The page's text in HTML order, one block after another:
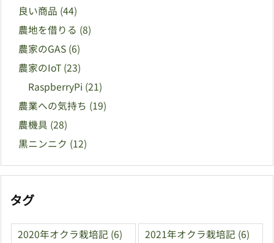
良い商品 (44)
農地を借りる (8)
農家のGAS (6)
農家のIoT (23)
RaspberryPi (21)
農業への気持ち (19)
農機具 (28)
黒ニンニク (12)
タグ
2020年オクラ栽培記 (6) 2021年オクラ栽培記 (6)